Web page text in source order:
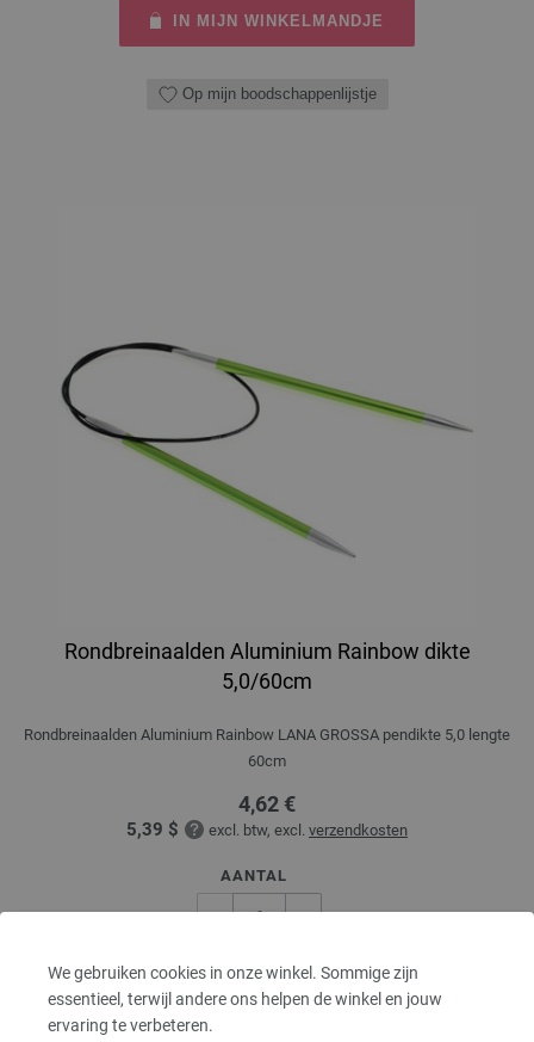
We gebruiken cookies in onze winkel. Sommige zijn
essentieel, terwijl andere ons helpen de winkel en jouw
ervaring te verbeteren.
IN MIJN WINKELMANDJE
Op mijn boodschappenlijstje
Rondbreinaalden Aluminium Rainbow dikte
5,0/60cm
Rondbreinaalden Aluminium Rainbow LANA GROSSA pendikte 5,0 lengte
60cm
4,62 €
5,39 $ excl. btw, excl. verzendkosten
AANTAL
IN MIJN WINKELMANDJE